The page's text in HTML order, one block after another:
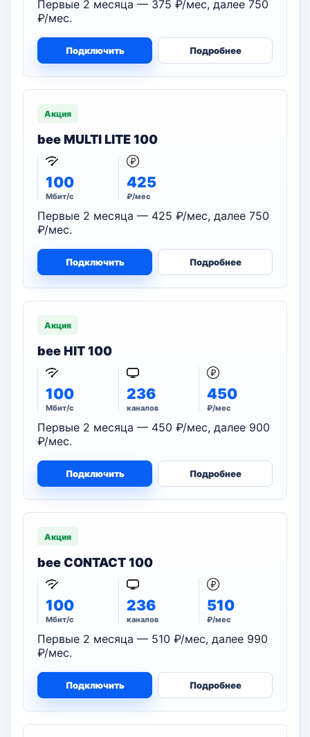
Первые 2 месяца — 375 ₽/мес, далее 750
₽/мес.
Подключить Подробнее
Акция
bee MULTI LITE 100
100
Мбит/с
425
₽/мес
Первые 2 месяца — 425 ₽/мес, далее 750
₽/мес.
Подключить Подробнее
Акция
bee HIT 100
100
Мбит/с
236
каналов
450
₽/мес
Первые 2 месяца — 450 ₽/мес, далее 900
₽/мес.
Подключить Подробнее
Акция
bee CONTACT 100
100
Мбит/с
236
каналов
510
₽/мес
Первые 2 месяца — 510 ₽/мес, далее 990
₽/мес.
Подключить Подробнее